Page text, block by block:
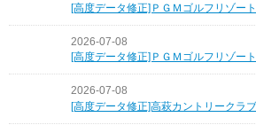
[高度データ修正]ＰＧＭゴルフリゾー
2026-07-08
[高度データ修正]ＰＧＭゴルフリゾー
2026-07-08
[高度データ修正]高萩カントリークラブ